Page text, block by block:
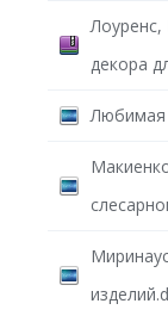
декора
Любимая